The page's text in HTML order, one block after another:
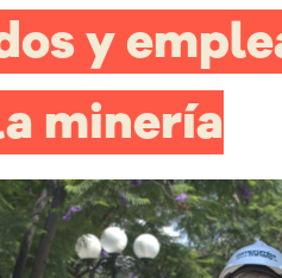
y
minería